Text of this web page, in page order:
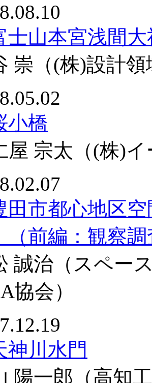
士山本宮浅間
崇 （(株)設計
小橋
屋 宗太 （(株)
田市都心地区
編：観察調
誠治 （スペー
協会）
神川水門
陽一郎 （高知